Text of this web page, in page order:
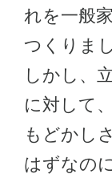
れを一般
つくりま
しかし、
に対して
もどかし
はずなの